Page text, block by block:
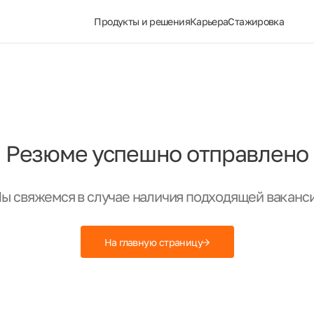
Продукты и решенияКарьераСтажировка
Резюме успешно отправлено
свяжемся в случае наличия подходящей
На главную страницу